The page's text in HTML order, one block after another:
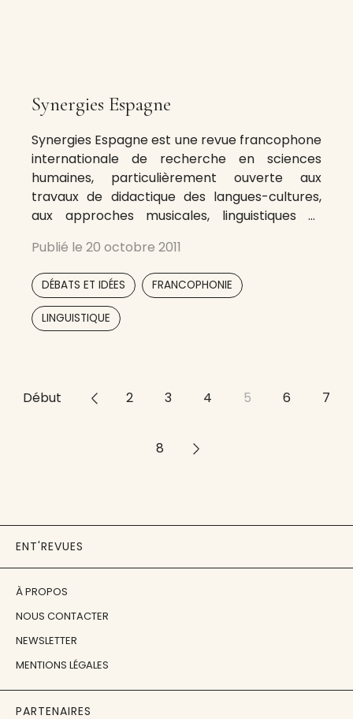
Synergies Espagne
Synergies Espagne est une revue francophone
internationale de recherche en sciences
humaines, particulièrement ouverte aux
travaux de didactique des langues-cultures,
aux approches musicales, linguistiques et
communication. Sa vocation est de mettre en
oeuvre en Espagne le Programme Mondial de
Diffusion Scientifique Francophone en Réseau
du GERFLINT, Groupe
Publié le 20 octobre 2011
DÉBATS ET IDÉES FRANCOPHONIE
LINGUISTIQUE
Début << 2 3 4 5 6 7
8 >>
ENT'REVUES
À PROPOS
NOUS CONTACTER
NEWSLETTER
MENTIONS LÉGALES
PARTENAIRES